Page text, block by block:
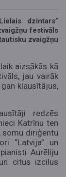
dzintars”
festivāls
zvaigžņu
aizsākās kā
jau vairāk
klausītājus,
redzēs
Katrīnu ten
somu diriģentu
“Latvija” un
Aurēliju
citus izcilus